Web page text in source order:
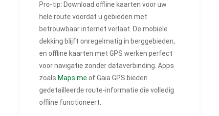
Pro-tip: Download offline kaarten voor uw
hele route voordat u gebieden met
betrouwbaar internet verlaat. De mobiele
dekking blijft onregelmatig in berggebieden,
en offline kaarten met GPS werken perfect
voor navigatie zonder dataverbinding. Apps
zoals Maps.me of Gaia GPS bieden
gedetailleerde route-informatie die volledig
offline functioneert.